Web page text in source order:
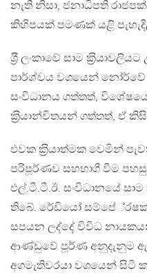
නැති නිසා, ජනාධිපති
කිහිපයක් පමණක් යළි
ශ‍්‍රී ලංකාවේ සාම
පාර්ශ්වය වශයෙන්
සංවිධානය ගත්තත්,
ක‍්‍රියාන්විතයන් ගත්තත්, ඒ
එවක ක‍්‍රියාත්මක වෙමින්
පරිපූර්ණව සහභාගී වීම
එල්.ටී.ටී.ඊ. සංවිධානයේ
තිබේ. රේඩියෝ
සපයන ලද්දේ විවිධ
ආණ්ඩුවේ පූර්ණ අනුදැනුම
අගමැතිවරයා වශයෙන් සිටි